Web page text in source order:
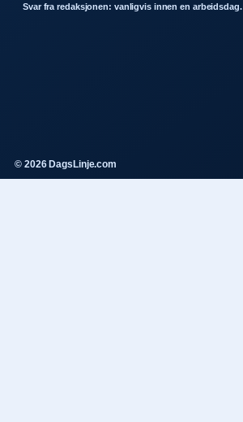
Svar fra redaksjonen: vanligvis innen en arbeidsdag.
© 2026 DagsLinje.com